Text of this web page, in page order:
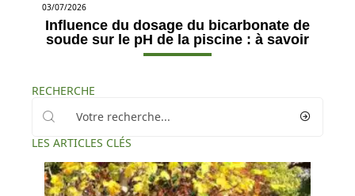
03/07/2026
Influence du dosage du bicarbonate de
soude sur le pH de la piscine : à savoir
RECHERCHE
LES ARTICLES CLÉS